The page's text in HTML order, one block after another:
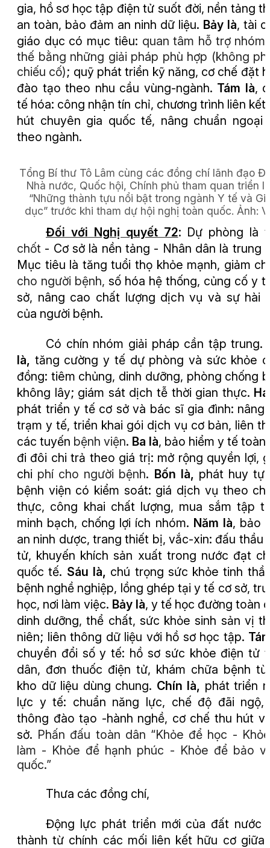
gia, hồ sơ học tập điện tử suốt đời, nền tảng
an toàn, bảo đảm an ninh dữ liệu. Bảy là, tài
giáo dục có mục tiêu: quan tâm hỗ trợ nhóm
thế bằng những giải pháp phù hợp (không
chiếu cố); quỹ phát triển kỹ năng, cơ chế đặt
đào tạo theo nhu cầu vùng-ngành. Tám là,
tế hóa: công nhận tín chỉ, chương trình liên
hút chuyên gia quốc tế, nâng chuẩn ngoại
theo ngành.
Tổng Bí thư Tô Lâm cùng các đồng chí lãnh đạo
Nhà nước, Quốc hội, Chính phủ tham quan triển
“Những thành tựu nổi bật trong ngành Y tế và
dục” trước khi tham dự hội nghị toàn quốc. Ảnh:
Đối với Nghị quyết 72: Dự phòng là
chốt - Cơ sở là nền tảng - Nhân dân là trung
Mục tiêu là tăng tuổi thọ khỏe mạnh, giảm
cho người bệnh, số hóa hệ thống, củng cố y
sở, nâng cao chất lượng dịch vụ và sự hài
của người bệnh.
Có chín nhóm giải pháp cần tập trung.
là, tăng cường y tế dự phòng và sức khỏe
đồng: tiêm chủng, dinh dưỡng, phòng chống
không lây; giám sát dịch tễ thời gian thực.
phát triển y tế cơ sở và bác sĩ gia đình: nâng
trạm y tế, triển khai gói dịch vụ cơ bản, liên
các tuyến bệnh viện. Ba là, bảo hiểm y tế toàn
đi đôi chi trả theo giá trị: mở rộng quyền lợi,
chi phí cho người bệnh. Bốn là, phát huy tự
bệnh viện có kiểm soát: giá dịch vụ theo
thực, công khai chất lượng, mua sắm tập
minh bạch, chống lợi ích nhóm. Năm là, bảo
an ninh dược, trang thiết bị, vắc-xin: đấu thầu
tử, khuyến khích sản xuất trong nước đạt
quốc tế. Sáu là, chú trọng sức khỏe tinh
bệnh nghề nghiệp, lồng ghép tại y tế cơ sở,
học, nơi làm việc. Bảy là, y tế học đường toàn
dinh dưỡng, thể chất, sức khỏe sinh sản vị
niên; liên thông dữ liệu với hồ sơ học tập.
chuyển đổi số y tế: hồ sơ sức khỏe điện tử
dân, đơn thuốc điện tử, khám chữa bệnh
kho dữ liệu dùng chung. Chín là, phát triển
lực y tế: chuẩn năng lực, chế độ đãi ngộ,
thông đào tạo -hành nghề, cơ chế thu hút
sở. Phấn đấu toàn dân “Khỏe để học -
làm - Khỏe để hạnh phúc - Khỏe để bảo
quốc.”
Thưa các đồng chí,
Động lực phát triển mới của đất nước
thành từ chính các mối liên kết hữu cơ giữa